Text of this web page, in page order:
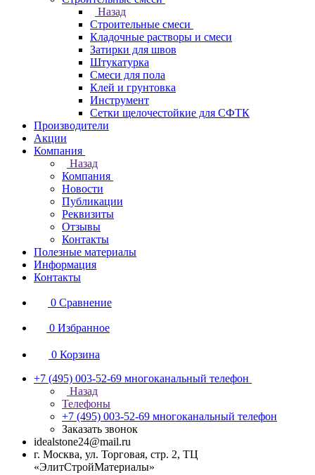
Назад
Строительные смеси
Кладочные растворы и смеси
Затирки для швов
Штукатурка
Смеси для пола
Клей и грунтовка
Инструмент
Сетки щелочестойкие для СФТК
Производители
Акции
Компания
Назад
Компания
Новости
Публикации
Реквизиты
Отзывы
Контакты
Полезные материалы
Информация
Контакты
0 Сравнение
0 Избранное
0 Корзина
+7 (495) 003-52-69 многоканальный телефон
Назад
Телефоны
+7 (495) 003-52-69 многоканальный телефон
Заказать звонок
idealstone24@mail.ru
г. Москва, ул. Торговая, стр. 2, ТЦ
«ЭлитСтройМатериалы»